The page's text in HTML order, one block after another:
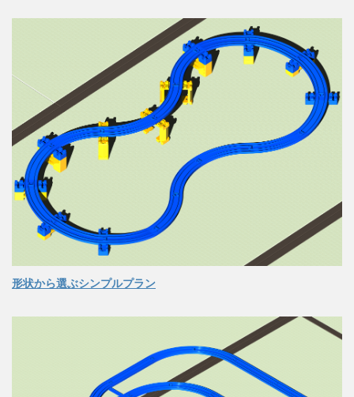
形状から選ぶシンプルプラン